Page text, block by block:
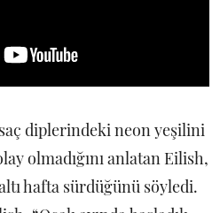
diplerindeki neon yeşilini
olmadığını anlatan Eilish,
hafta sürdüğünü söyledi.